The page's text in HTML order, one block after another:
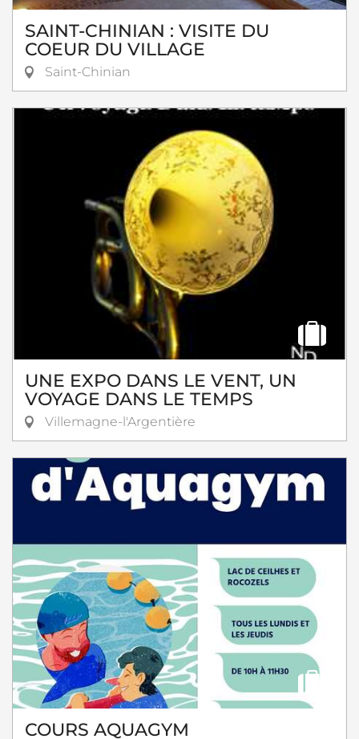
SAINT-CHINIAN : VISITE DU
COEUR DU VILLAGE
Saint-Chinian
UNE EXPO DANS LE VENT, UN
VOYAGE DANS LE TEMPS
Villemagne-l'Argentière
COURS AQUAGYM